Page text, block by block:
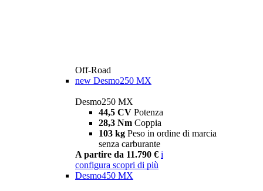
Off-Road
new Desmo250 MX
Desmo250 MX
44,5 CV Potenza
28,3 Nm Coppia
103 kg Peso in ordine di marcia
senza carburante
A partire da 11.790 € i
configura scopri di più
Desmo450 MX